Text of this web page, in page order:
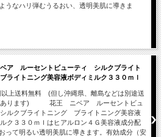
うなハリ弾むうるおい、透明美肌に導きま
ア ルーセントビューティ シルクブライト
ライトニング美容液ボディミルク３３０ｍｌ
上送料無料 (但し沖縄県、離島などは別途送
あります) 花王 ニベア ルーセントビュ
ルクブライトニング ブライトニング美容液
ク３３０ｍｌはヒアルロン４Ｇ美容液成分配
って明るい透明美肌に導きます。有効成分（安